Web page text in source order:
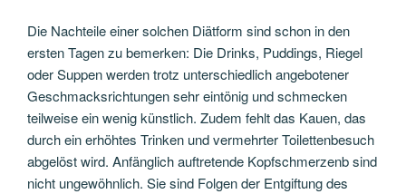
Die Nachteile einer solchen Diätform sind schon in den
ersten Tagen zu bemerken: Die Drinks, Puddings, Riegel
oder Suppen werden trotz unterschiedlich angebotener
Geschmacksrichtungen sehr eintönig und schmecken
teilweise ein wenig künstlich. Zudem fehlt das Kauen, das
durch ein erhöhtes Trinken und vermehrter Toilettenbesuch
abgelöst wird. Anfänglich auftretende Kopfschmerzenb sind
nicht ungewöhnlich. Sie sind Folgen der Entgiftung des